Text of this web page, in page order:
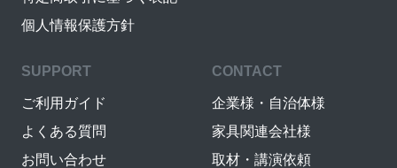
個人情報保護方針
SUPPORT
ご利用ガイド
よくある質問
お問い合わせ
CONTACT
企業様・自治体様
家具関連会社様
取材・講演依頼